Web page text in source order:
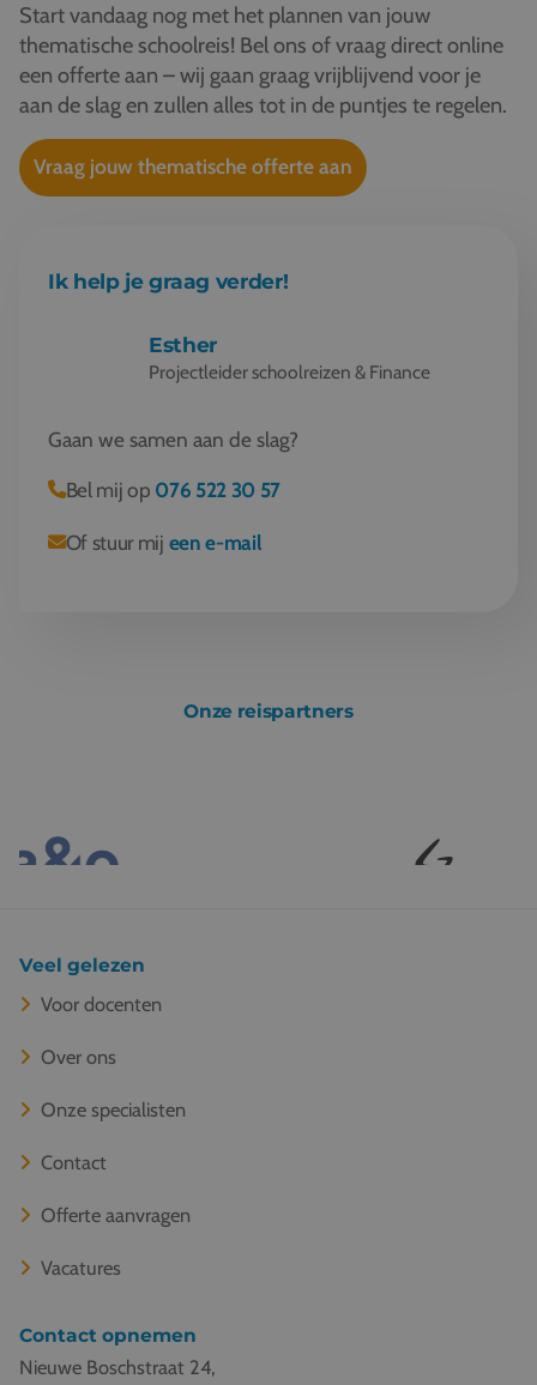
Start vandaag nog met het plannen van jouw
thematische schoolreis! Bel ons of vraag direct online
een offerte aan – wij gaan graag vrijblijvend voor je
aan de slag en zullen alles tot in de puntjes te regelen.
Vraag jouw thematische offerte aan
Ik help je graag verder!
Esther
Projectleider schoolreizen & Finance
Gaan we samen aan de slag?
Bel mij op 076 522 30 57
Of stuur mij een e-mail
Onze reispartners
Veel gelezen
Voor docenten
Over ons
Onze specialisten
Contact
Offerte aanvragen
Vacatures
Contact opnemen
Nieuwe Boschstraat 24,